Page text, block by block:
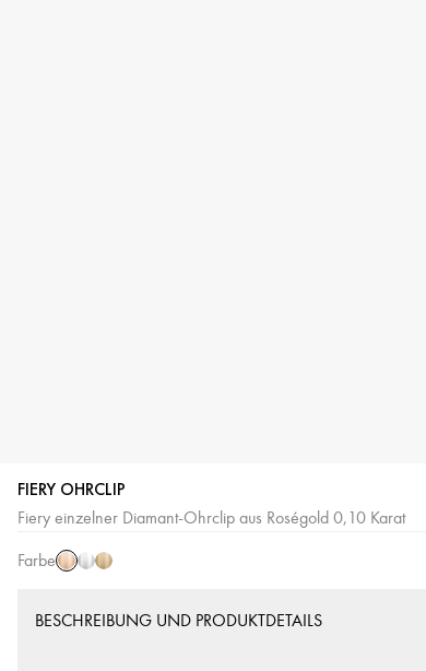
FIERY OHRCLIP
Fiery einzelner Diamant-Ohrclip aus Roségold 0,10 Karat
Farbe
Roségold
Weißgold
Gelbgold
BESCHREIBUNG UND PRODUKTDETAILS